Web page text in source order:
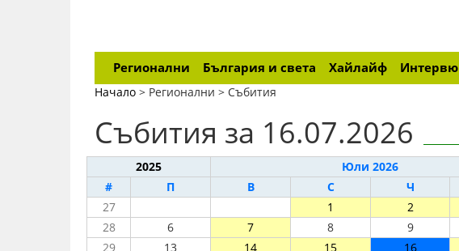
Регионални България и света Хайлайф Интервю
Начало > Регионални > Събития
Събития за 16.07.2026
2025 Юли 2026
#
П В С Ч
27
1 2
28
6 7 8 9
29
13 14 15 16